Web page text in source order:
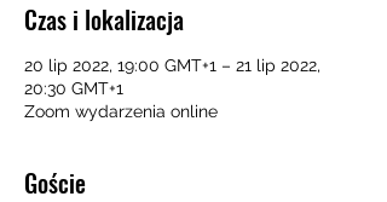
Czas i lokalizacja
20 lip 2022, 19:00 GMT+1 – 21 lip 2022,
20:30 GMT+1
Zoom wydarzenia online
Goście